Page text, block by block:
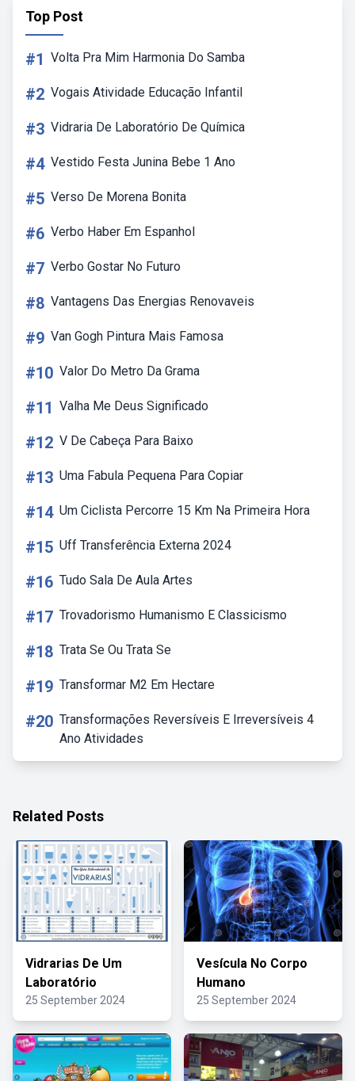
Top Post
#1 Volta Pra Mim Harmonia Do Samba
#2 Vogais Atividade Educação Infantil
#3 Vidraria De Laboratório De Química
#4 Vestido Festa Junina Bebe 1 Ano
#5 Verso De Morena Bonita
#6 Verbo Haber Em Espanhol
#7 Verbo Gostar No Futuro
#8 Vantagens Das Energias Renovaveis
#9 Van Gogh Pintura Mais Famosa
#10 Valor Do Metro Da Grama
#11 Valha Me Deus Significado
#12 V De Cabeça Para Baixo
#13 Uma Fabula Pequena Para Copiar
#14 Um Ciclista Percorre 15 Km Na Primeira Hora
#15 Uff Transferência Externa 2024
#16 Tudo Sala De Aula Artes
#17 Trovadorismo Humanismo E Classicismo
#18 Trata Se Ou Trata Se
#19 Transformar M2 Em Hectare
#20 Transformações Reversíveis E Irreversíveis 4
Ano Atividades
Related Posts
Vidrarias De Um
Laboratório
25 September 2024
Vesícula No Corpo
Humano
25 September 2024